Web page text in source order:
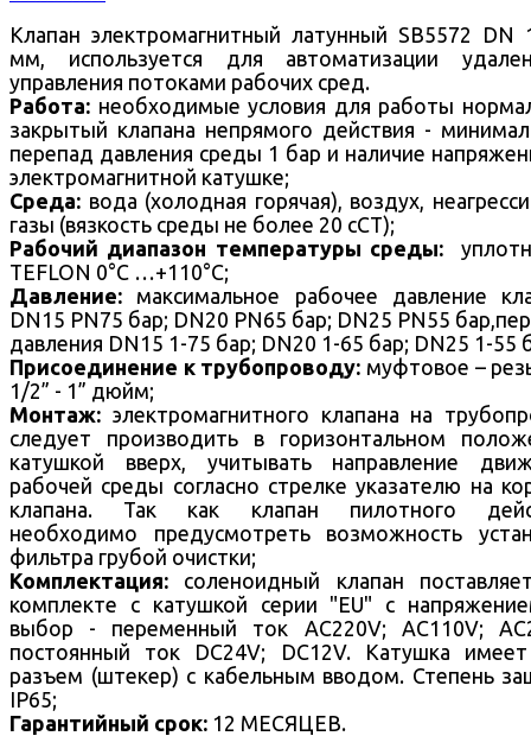
Клапан электромагнитный латунный SB5572 DN
мм, используется для автоматизации
управления потоками рабочих сред.
Работа: необходимые условия для работы
закрытый клапана непрямого действия -
перепад давления среды 1 бар и наличие
электромагнитной катушке;
Среда: вода (холодная горячая), воздух,
газы (вязкость среды не более 20 cCT);
Рабочий диапазон температуры среды:
TEFLON 0°С …+110°С;
Давление: максимальное рабочее давление
DN15 PN75 бар; DN20 PN65 бар; DN25 PN55
давления DN15 1-75 бар; DN20 1-65 бар; DN25 1-55
Присоединение к трубопроводу: муфтовое –
1/2” - 1” дюйм;
Монтаж: электромагнитного клапана на
следует производить в горизонтальном
катушкой вверх, учитывать направление
рабочей среды согласно стрелке указателю на
клапана. Так как клапан пилотного
необходимо предусмотреть возможность
фильтра грубой очистки;
Комплектация: соленоидный клапан
комплекте с катушкой серии "EU" с
выбор - переменный ток AC220V; AC110V;
постоянный ток DC24V; DC12V. Катушка
разъем (штекер) с кабельным вводом. Степень
IP65;
Гарантийный срок: 12 МЕСЯЦЕВ.